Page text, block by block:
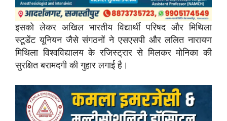
इसको लेकर अखिल भारतीय विद्यार्थी परिषद और मिथिला
स्टूडेंट यूनियन जैसे संगठनों ने एसएसपी और ललित नारायण
मिथिला विश्वविद्यालय के रजिस्ट्रार से मिलकर मोनिका की
सुरक्षित बरामदगी की गुहार लगाई है।